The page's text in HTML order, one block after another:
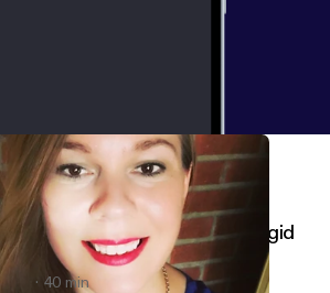
So Dark and Lonely by Brigid
40 min